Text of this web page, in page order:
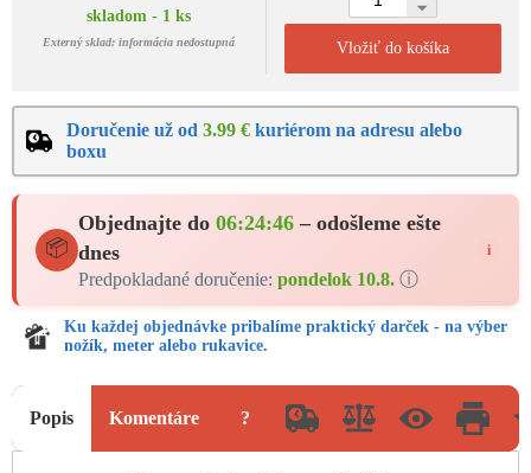
skladom - 1 ks
Externý sklad: informácia nedostupná Vložiť do košíka
Doručenie už od 3.99 € kuriérom na adresu alebo
boxu
📦
Objednajte do 06:24:46 – odošleme ešte
dnes
Predpokladané doručenie: pondelok 10.8. ⓘ
i
Ku každej objednávke pribalíme praktický darček - na výber
nožík, meter alebo rukavice.
Popis Komentáre ?